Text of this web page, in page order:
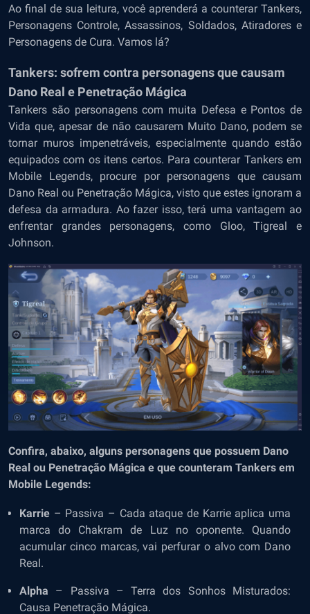
Ao final de sua leitura, você aprenderá a counterar Tankers,
Personagens Controle, Assassinos, Soldados, Atiradores e
Personagens de Cura. Vamos lá?
Tankers: sofrem contra personagens que causam
Dano Real e Penetração Mágica
Tankers são personagens com muita Defesa e Pontos de
Vida que, apesar de não causarem Muito Dano, podem se
tornar muros impenetráveis, especialmente quando estão
equipados com os itens certos. Para counterar Tankers em
Mobile Legends, procure por personagens que causam
Dano Real ou Penetração Mágica, visto que estes ignoram a
defesa da armadura. Ao fazer isso, terá uma vantagem ao
enfrentar grandes personagens, como Gloo, Tigreal e
Johnson.
Confira, abaixo, alguns personagens que possuem Dano
Real ou Penetração Mágica e que counteram Tankers em
Mobile Legends:
Karrie – Passiva – Cada ataque de Karrie aplica uma
marca do Chakram de Luz no oponente. Quando
acumular cinco marcas, vai perfurar o alvo com Dano
Real.
Alpha – Passiva – Terra dos Sonhos Misturados:
Causa Penetração Mágica.